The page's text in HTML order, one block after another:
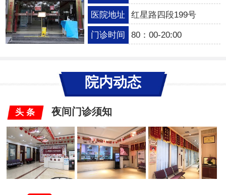
医院地址 红星路四段199号
门诊时间 80：00-20:00
院内动态
头 条 夜间门诊须知